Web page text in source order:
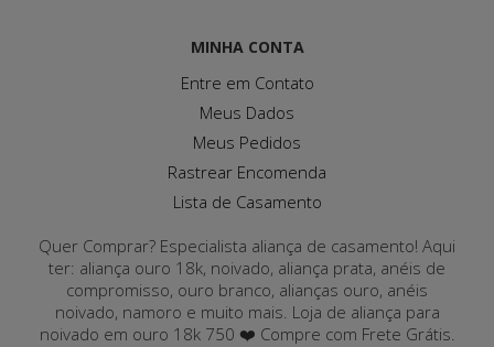
MINHA CONTA
Entre em Contato
Meus Dados
Meus Pedidos
Rastrear Encomenda
Lista de Casamento
Quer Comprar? Especialista aliança de casamento! Aqui
ter: aliança ouro 18k, noivado, aliança prata, anéis de
compromisso, ouro branco, alianças ouro, anéis
noivado, namoro e muito mais. Loja de aliança para
noivado em ouro 18k 750 ❤️ Compre com Frete Grátis.